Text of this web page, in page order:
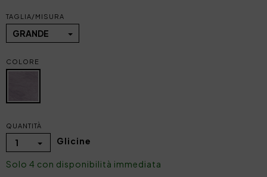
TAGLIA/MISURA
GRANDE
COLORE
QUANTITÀ
1 Glicine
Solo 4 con disponibilità immediata